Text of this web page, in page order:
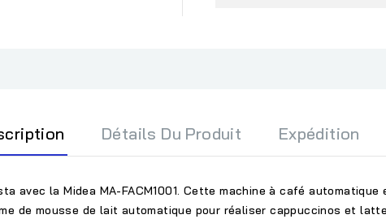
Détails Du Produit Expédition
avec laMidea MA-FACM1001. Cette machine à café automatique
de mousse de lait automatique pour réaliser cappuccinos et